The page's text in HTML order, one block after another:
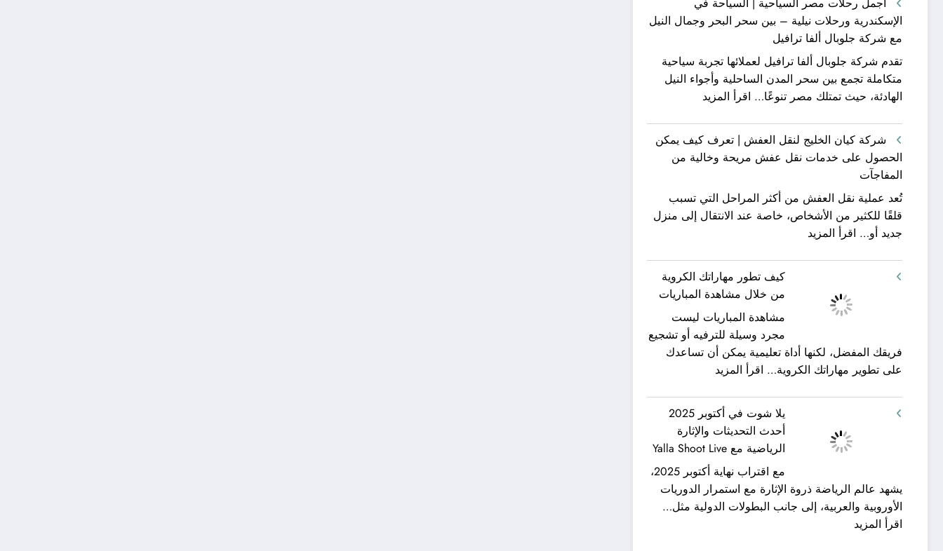
الإسكندرية ورحلات نيلية – بين سحر البحر وجمال النيل
مع شركة جلوبال ألفا ترافيل
تقدم شركة جلوبال ألفا ترافيل لعملائها تجربة سياحية
متكاملة تجمع بين سحر المدن الساحلية وأجواء النيل
الهادئة، حيث تمتلك مصر تنوعًا… اقرأ المزيد
مصر
السياحية
السياحة
في
نيلية
–
سحر
البحر
وجمال
مع
شركة
جلوبال
ألفا
ترافيل
شركة كيان الخليج لنقل العفش | تعرف كيف يمكن
الحصول على خدمات نقل عفش مريحة وخالية من
المفاجآت
تُعد عملية نقل العفش من أكثر المراحل التي تسبب
قلقًا للكثير من الأشخاص، خاصة عند الانتقال إلى منزل
جديد أو… اقرأ المزيد
الخليج
العفش
تعرف
كيف
الحصول
خدمات
عفش
مريحة
وخالية
كيف تطور مهاراتك الكروية
من خلال مشاهدة المباريات
مشاهدة المباريات ليست
مجرد وسيلة للترفيه أو تشجيع
فريقك المفضل، لكنها أداة تعليمية يمكن أن تساعدك
على تطوير مهاراتك الكروية… اقرأ المزيد
مهاراتك
الكروية
من
خلال
مشاهدة
المباريات
يلا شوت في أكتوبر 2025
أحدث التحديثات والإثارة
الرياضية مع Yalla Shoot Live
مع اقتراب نهاية أكتوبر 2025،
يشهد عالم الرياضة ذروة الإثارة مع استمرار الدوريات
الأوروبية والعربية، إلى جانب البطولات الدولية مثل…
اقرأ المزيد